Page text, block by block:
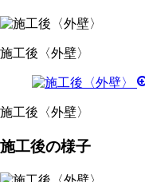
施工後〈外壁〉
施工後〈外壁〉
施工後の様子